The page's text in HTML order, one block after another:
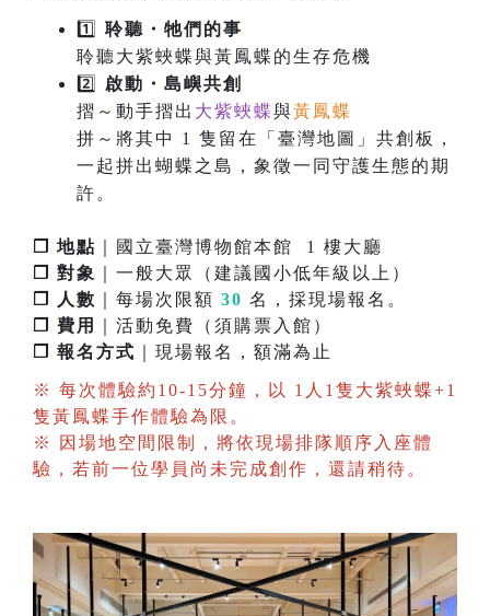
1️⃣ 聆聽・牠們的事
聆聽大紫蛺蝶與黃鳳蝶的生存危機
2️⃣ 啟動 ・ 島嶼共創
摺～動手摺出 大紫蛺蝶與黃鳳蝶
拼～將其中 1 隻留在「臺灣地圖」共創板，
一起拼出蝴蝶之島，象徵一同守護生態的期
許。
❐ 地點 ｜國立臺灣博物館本館 1 樓大廳
❐ 對象
｜一般大眾（建議國小低年級以上）
❐ 人數
｜每場次限額 30 名，採現場報名。
❐ 費用
｜活動免費（須購票入館）
❐ 報名方式
｜現場報名，額滿為止
※ 每次體驗約10-15分鐘，以 1人1隻大紫蛺蝶+1
隻黃鳳蝶手作體驗為限。
※ 因場地空間限制，將依現場排隊順序入座體
驗，若前一位學員尚未完成創作，還請稍待。